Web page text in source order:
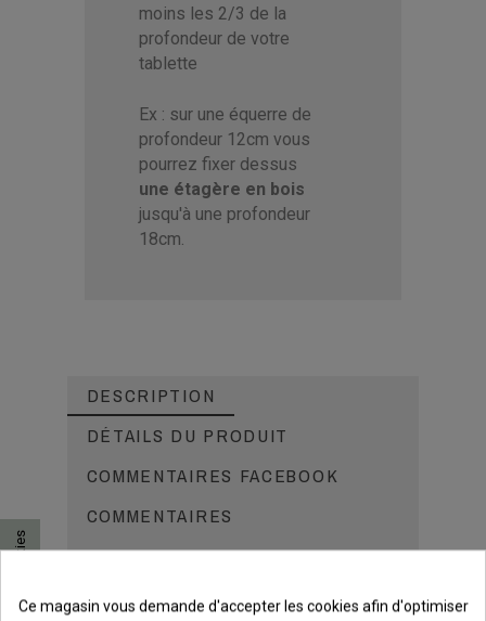
moins les 2/3 de la
profondeur de votre
tablette
Ex : sur une équerre de
profondeur 12cm vous
pourrez fixer dessus
une étagère en bois
jusqu'à une profondeur
18cm.
DESCRIPTION
DÉTAILS DU PRODUIT
COMMENTAIRES FACEBOOK
COMMENTAIRES
Ce magasin vous demande d'accepter les cookies afin d'optimiser